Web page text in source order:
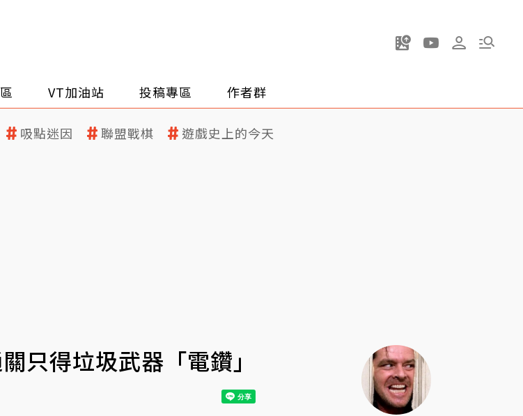
VT加油站 投稿專區 作者群
吸點迷因 聯盟戰棋 遊戲史上的今天
只得垃圾武器「電鑽」